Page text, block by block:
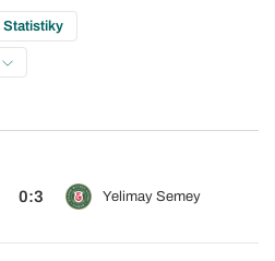
Statistiky
0:3 Yelimay Semey